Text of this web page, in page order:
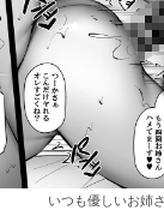
いつも優しいお姉